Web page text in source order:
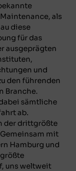
als
diese
für das
ausgeprägten
und
den führenden
Branche.
sämtliche
ab.
der drittgrößte
mit
Hamburg und
uns weltweit